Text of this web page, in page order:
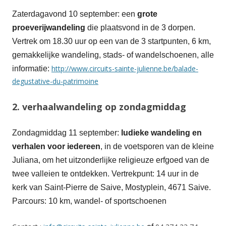
Zaterdagavond 10 september: een grote
proeverijwandeling die plaatsvond in de 3 dorpen.
Vertrek om 18.30 uur op een van de 3 startpunten, 6 km,
gemakkelijke wandeling, stads- of wandelschoenen, alle
informatie: http://www.circuits-sainte-julienne.be/balade-
degustative-du-patrimoine
2. verhaalwandeling op zondagmiddag
Zondagmiddag 11 september: ludieke wandeling en
verhalen voor iedereen, in de voetsporen van de kleine
Juliana, om het uitzonderlijke religieuze erfgoed van de
twee valleien te ontdekken. Vertrekpunt: 14 uur in de
kerk van Saint-Pierre de Saive, Mostyplein, 4671 Saive.
Parcours: 10 km, wandel- of sportschoenen